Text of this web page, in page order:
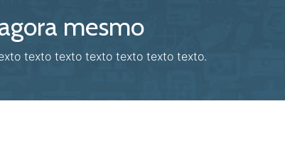
mesmo
texto texto texto texto texto texto.